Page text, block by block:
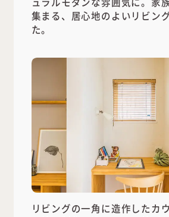
集まる、居心地のよいリビン
た。
リビングの一角に造作したカ